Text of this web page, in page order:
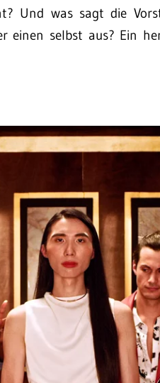
Und was sagt die
einen selbst aus? Ein